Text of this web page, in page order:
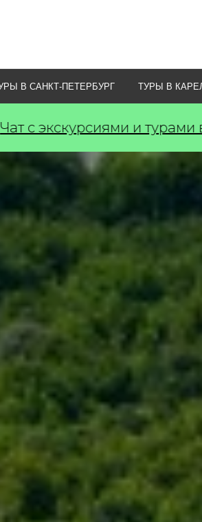
В САНКТ-ПЕТЕРБУРГ ТУРЫ В
в Max Чат с